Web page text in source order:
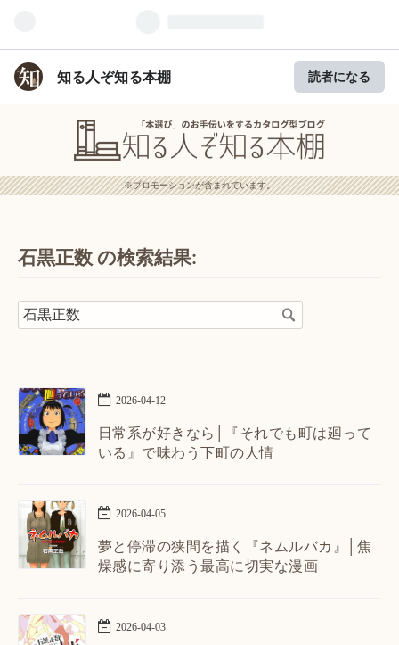
知る人ぞ知る本棚 読者になる
※プロモーションが含まれています。
石黒正数 の検索結果:
2026-04-12
日常系が好きなら│『それでも町は廻って
いる』で味わう下町の人情
2026-04-05
夢と停滞の狭間を描く『ネムルバカ』│焦
燥感に寄り添う最高に切実な漫画
2026-04-03